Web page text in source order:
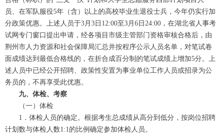
员、在军队服役5年（含）以上的高校毕业生退役士兵，今年仍实行加
分政策优惠。上述人员于3月3日12:00至3月6日24:00，在湖北省人事考
试网专门窗口提出申请，经各项目市级主管部门资格审核合格后，由
荆州市人力资源和社会保障局汇总并按程序公示人员名单，对笔试卷
面成绩达到最低合格线的，在折合成百分制的笔试成绩上增加5分。上
述人员中已经公开招聘、政策性安置为事业单位工作人员或招录为公
务员的，不再享受此优惠。
九、体检、考察
（一）体检
1．体检人员的确定。根据考生总成绩从高分到低分，按岗位招聘
计划数与体检人数1:1的比例确定参加体检人员。